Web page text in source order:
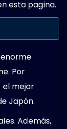
esta pagina.
Por
el mejor
Japón.
Además,